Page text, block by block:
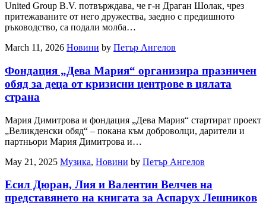
United Group B.V. потвърждава, че г-н Драган Шолак, чрез
притежаваните от него дружества, заедно с предишното
ръководство, са подали молба…
March 11, 2026 Новини by Петър Ангелов
Фондация „Дева Мария“ организира празничен
обяд за деца от кризисни центрове в цялата
страна
Мария Димитрова и фондация „Дева Мария“ стартират проект
„Великденски обяд“ – покана към доброволци, дарители и
партньори Мария Димитрова и…
May 21, 2025 Музика, Новини by Петър Ангелов
Есил Дюран, Лия и Валентин Велчев на
представянето на книгата за Аспарух Лешников